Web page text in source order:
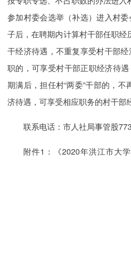
参加村委会选举（补选）进入村委
子后，在聘期内计算村干部任职
干经济待遇，不重复享受村干部经
职的，可享受村干部正职经济待
期满后，担任村“两委”干部的，
济待遇，可享受相应职务的村干部
联系电话：市人社局事管股
附件1：《2020年洪江市大